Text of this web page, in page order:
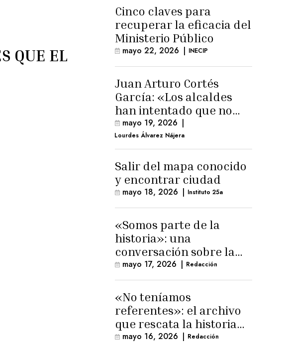
QUE EL
Cinco claves para
recuperar la eficacia del
Ministerio Público
mayo 22, 2026 | INECIP
Juan Arturo Cortés
García: «Los alcaldes
han intentado que no
exista el terreno
comunal»
mayo 19, 2026 |
Lourdes Álvarez Nájera
Salir del mapa conocido
y encontrar ciudad
mayo 18, 2026 | Instituto 25a
«Somos parte de la
historia»: una
conversación sobre la
memoria trans
masculina
mayo 17, 2026 | Redacción
«No teníamos
referentes»: el archivo
que rescata la historia
trans masculina en
mayo 16, 2026 | Redacción